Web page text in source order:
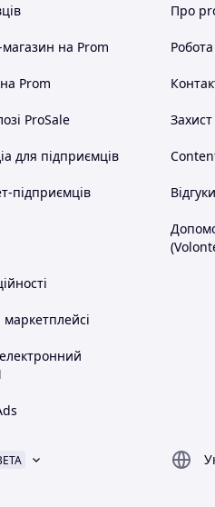
на Prom
Prom
ProSale
для підприємців
підприємців
Про